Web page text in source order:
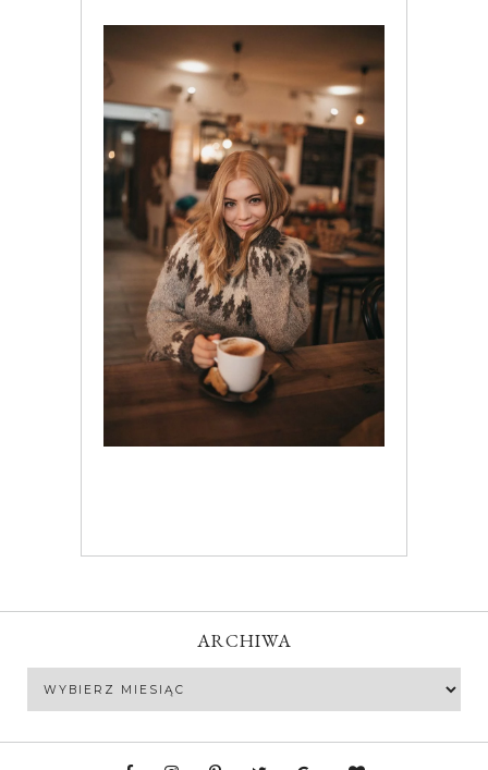
ARCHIWA
Archiwa